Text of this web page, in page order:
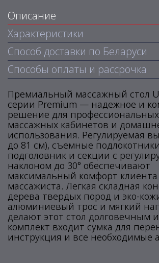
Описание
Характеристики
Способ доставки по Беларуси
Способы оплаты и рассрочка
Премиальный массажный стол
серии Premium — надежное и
решение для
массажных кабинетов и
использования. Регулируемая
до 81 см), съемные
подголовник и секции с
наклоном до 30° обеспечивают
максимальный комфорт
массажиста. Легкая складная
дерева твердых пород и эко-
алюминиевый трос и мягкий
делают этот стол долговечным
комплект входит сумка для
инструкция и все необходимые